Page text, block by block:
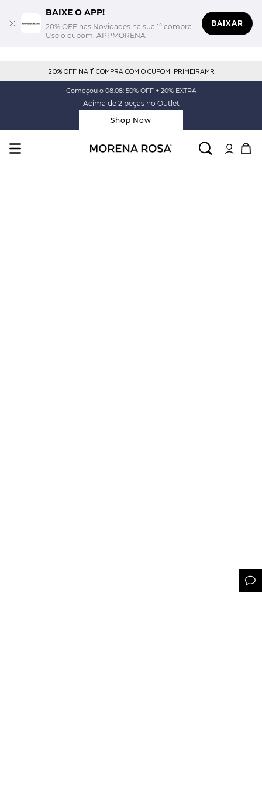
BAIXE O APP!
20% OFF nas Novidades na sua 1° compra.
Use o cupom: APPMORENA
BAIXAR
20% OFF NA 1° COMPRA COM O CUPOM: PRIMEIRAMR
Começou o 08.08: 50% OFF + 20% EXTRA
Acima de 2 peças no Outlet
Shop Now